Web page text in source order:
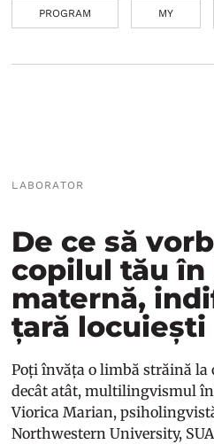
PROGRAM MY
LABORATOR
De ce să
copilul tău în
maternă,
țară locuiești
Poți învăța o limbă străină
decât atât, multilingvismul
Viorica Marian,
Northwestern University,